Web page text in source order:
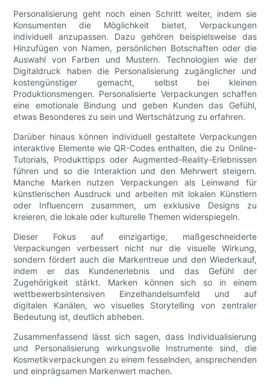
Personalisierung geht noch einen Schritt weiter, indem sie
Konsumenten die Möglichkeit bietet, Verpackungen
individuell anzupassen. Dazu gehören beispielsweise das
Hinzufügen von Namen, persönlichen Botschaften oder die
Auswahl von Farben und Mustern. Technologien wie der
Digitaldruck haben die Personalisierung zugänglicher und
kostengünstiger gemacht, selbst bei kleinen
Produktionsmengen. Personalisierte Verpackungen schaffen
eine emotionale Bindung und geben Kunden das Gefühl,
etwas Besonderes zu sein und Wertschätzung zu erfahren.
Darüber hinaus können individuell gestaltete Verpackungen
interaktive Elemente wie QR-Codes enthalten, die zu Online-
Tutorials, Produkttipps oder Augmented-Reality-Erlebnissen
führen und so die Interaktion und den Mehrwert steigern.
Manche Marken nutzen Verpackungen als Leinwand für
künstlerischen Ausdruck und arbeiten mit lokalen Künstlern
oder Influencern zusammen, um exklusive Designs zu
kreieren, die lokale oder kulturelle Themen widerspiegeln.
Dieser Fokus auf einzigartige, maßgeschneiderte
Verpackungen verbessert nicht nur die visuelle Wirkung,
sondern fördert auch die Markentreue und den Wiederkauf,
indem er das Kundenerlebnis und das Gefühl der
Zugehörigkeit stärkt. Marken können sich so in einem
wettbewerbsintensiven Einzelhandelsumfeld und auf
digitalen Kanälen, wo visuelles Storytelling von zentraler
Bedeutung ist, deutlich abheben.
Zusammenfassend lässt sich sagen, dass Individualisierung
und Personalisierung wirkungsvolle Instrumente sind, die
Kosmetikverpackungen zu einem fesselnden, ansprechenden
und einprägsamen Markenwert machen.